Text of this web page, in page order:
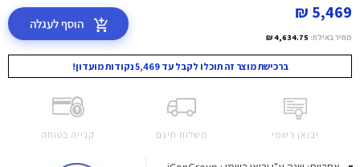
5,469 ₪
מחיר באילת: 4,634.75 ₪
הוסף לעגלה
ברכישת מוצר זה תוכלו לקבל עד 5,469 נקודות מועדון!
יבואן רשמי משלוח חינם קנייה בטוחה